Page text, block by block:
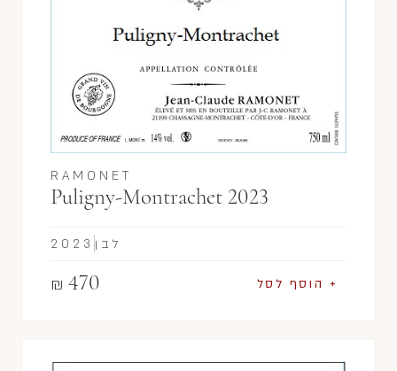
RAMONET
Puligny-Montrachet 2023
₪ 470 + הוסף לסל
2023 לבן